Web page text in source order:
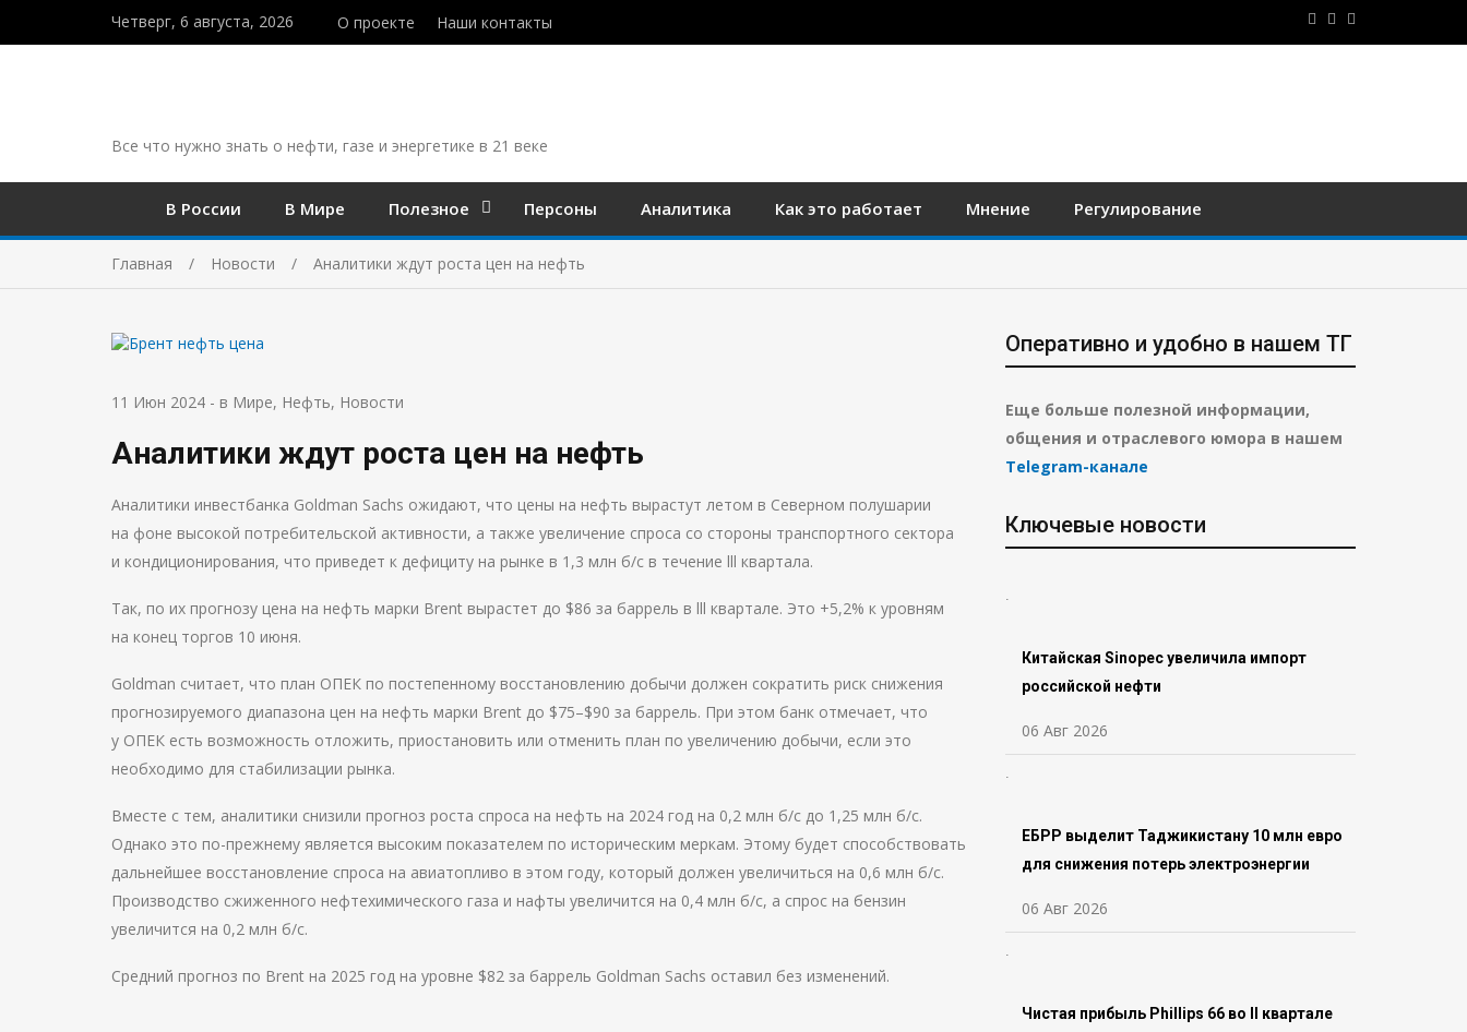
Четверг, 6 августа, 2026 О проекте Наши контакты
Все что нужно знать о нефти, газе и энергетике в 21 веке
В России В Мире Полезное Персоны Аналитика Как это работает Мнение Регулирование
Главная Новости Аналитики ждут роста цен на нефть
11 Июн 2024 - в Мире, Нефть, Новости
Аналитики ждут роста цен на нефть
Аналитики инвестбанка Goldman Sachs ожидают, что цены на нефть вырастут летом в Северном полушарии
на фоне высокой потребительской активности, а также увеличение спроса со стороны транспортного сектора
и кондиционирования, что приведет к дефициту на рынке в 1,3 млн б/с в течение lll квартала.
Так, по их прогнозу цена на нефть марки Brent вырастет до $86 за баррель в lll квартале. Это +5,2% к уровням
на конец торгов 10 июня.
Goldman считает, что план ОПЕК по постепенному восстановлению добычи должен сократить риск снижения
прогнозируемого диапазона цен на нефть марки Brent до $75–$90 за баррель. При этом банк отмечает, что
у ОПЕК есть возможность отложить, приостановить или отменить план по увеличению добычи, если это
необходимо для стабилизации рынка.
Вместе с тем, аналитики снизили прогноз роста спроса на нефть на 2024 год на 0,2 млн б/с до 1,25 млн б/с.
Однако это по-прежнему является высоким показателем по историческим меркам. Этому будет способствовать
дальнейшее восстановление спроса на авиатопливо в этом году, который должен увеличиться на 0,6 млн б/с.
Производство сжиженного нефтехимического газа и нафты увеличится на 0,4 млн б/с, а спрос на бензин
увеличится на 0,2 млн б/с.
Средний прогноз по Brent на 2025 год на уровне $82 за баррель Goldman Sachs оставил без изменений.
Оперативно и удобно в нашем ТГ
Еще больше полезной информации,
общения и отраслевого юмора в нашем
Telegram-канале
Ключевые новости
Китайская Sinopec увеличила импорт
российской нефти
06 Авг 2026
ЕБРР выделит Таджикистану 10 млн евро
для снижения потерь электроэнергии
06 Авг 2026
Чистая прибыль Phillips 66 во ll квартале